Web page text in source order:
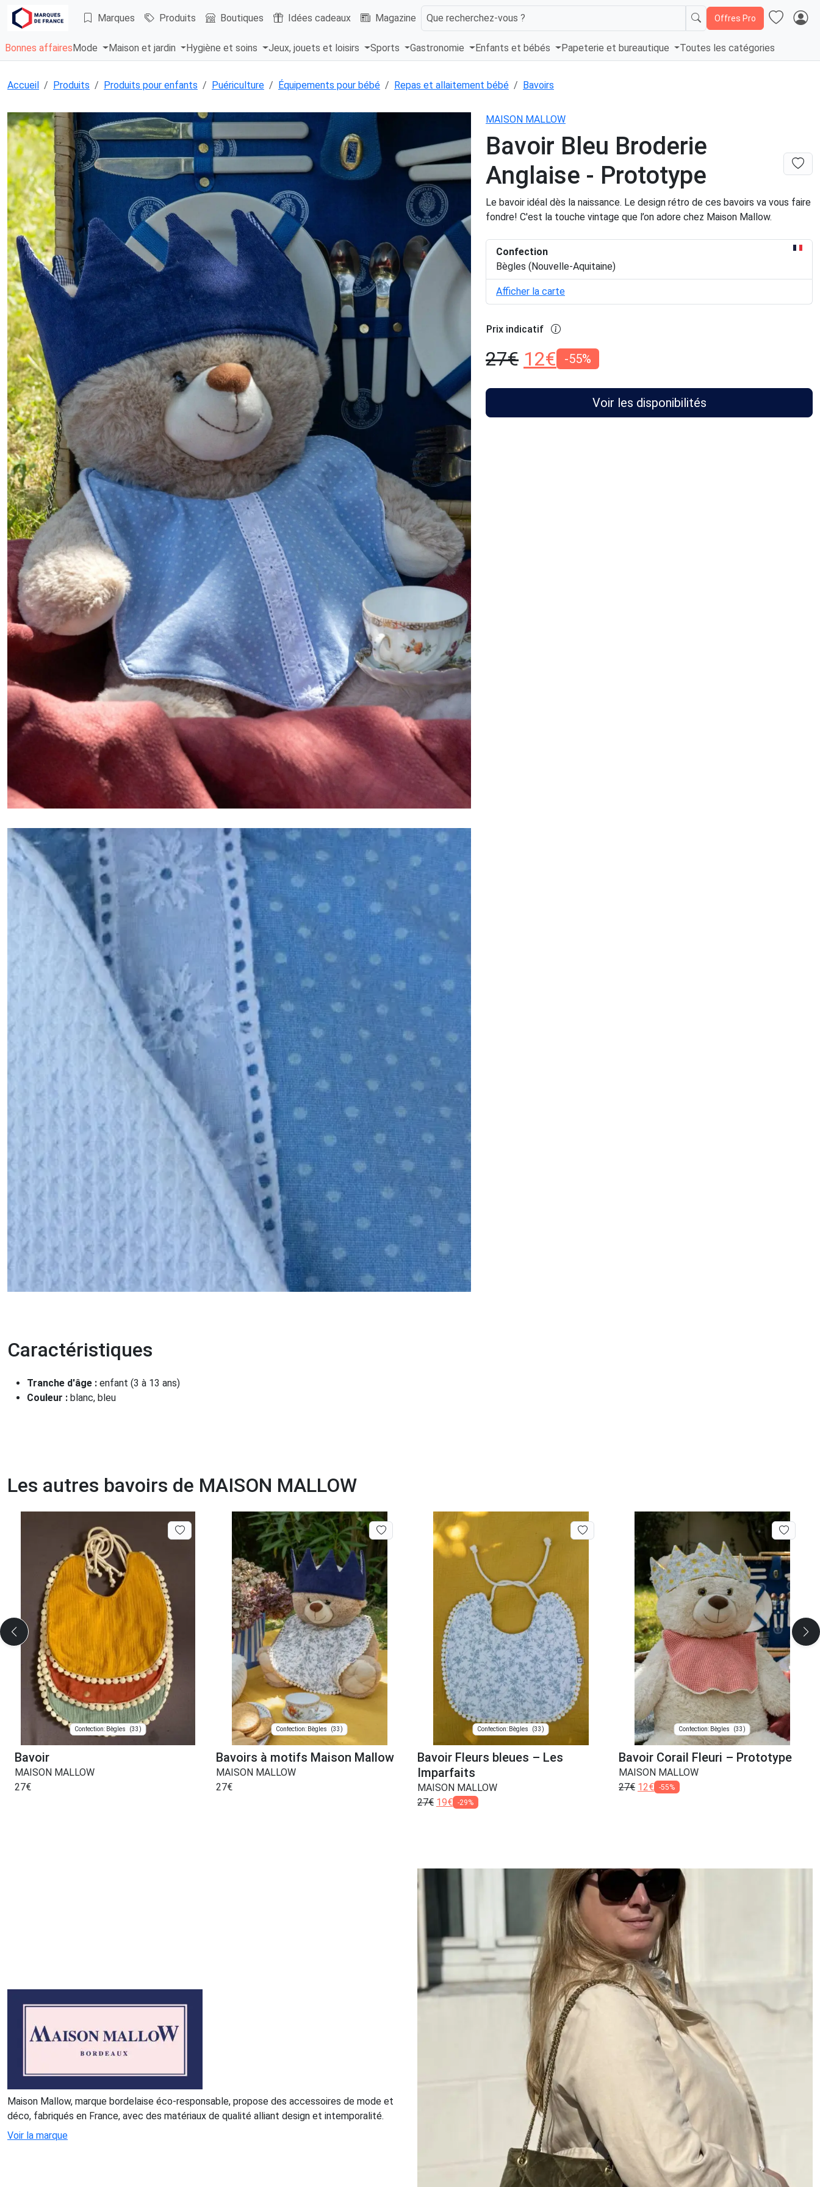
Marques Produits Boutiques Idées cadeaux Magazine Que recherchez-vous ? Offres Pro
Bonnes affaires Mode Maison et jardin Hygiène et soins Jeux, jouets et loisirs Sports Gastronomie Enfants et bébés Papeterie et bureautique Toutes les catégories
Accueil Produits Produits pour enfants Puériculture Équipements pour bébé Repas et allaitement bébé Bavoirs
MAISON MALLOW
Bavoir Bleu Broderie
Anglaise - Prototype
Le bavoir idéal dès la naissance. Le design rétro de ces bavoirs va vous faire
fondre! C'est la touche vintage que l’on adore chez Maison Mallow.
Confection
Bègles (Nouvelle-Aquitaine)
Afficher la carte
Prix indicatif
27€ 12€ -55%
Voir les disponibilités
Caractéristiques
Tranche d'âge : enfant (3 à 13 ans)
Couleur : blanc, bleu
Les autres bavoirs de MAISON MALLOW
Confection: Bègles (33)
Bavoir
MAISON MALLOW
27€
Confection: Bègles (33)
Bavoirs à motifs Maison Mallow
MAISON MALLOW
27€
Confection: Bègles (33)
Bavoir Fleurs bleues – Les
Imparfaits
MAISON MALLOW
27€ 19€ -29%
Confection: Bègles (33)
Bavoir Corail Fleuri – Prototype
MAISON MALLOW
27€ 12€ -55%
Maison Mallow, marque bordelaise éco-responsable, propose des accessoires de mode et
déco, fabriqués en France, avec des matériaux de qualité alliant design et intemporalité.
Voir la marque